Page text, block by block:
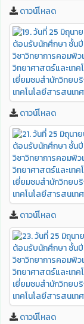
ดาวน์โหลด
ดาวน์โหลด
ดาวน์โหลด
ดาวน์โหลด